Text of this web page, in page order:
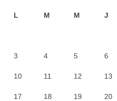
L M M J
3 4 5 6
10 11 12 13
17 18 19 20